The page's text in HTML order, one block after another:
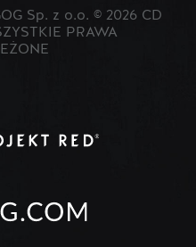
Sp. z o.o. © 2026 CD
PRAWA